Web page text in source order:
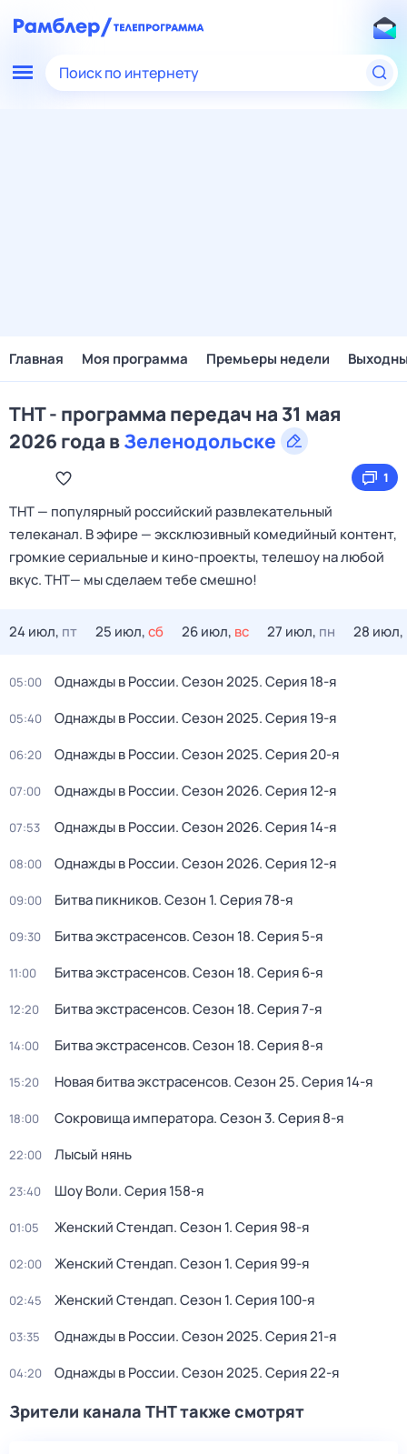
Поиск по интернету
Главная Моя программа Премьеры недели
ТНТ - программа передач на 31 мая
2026 года вЗеленодольске
1
ТНТ — популярный российский развлекательный
телеканал. В эфире — эксклюзивный комедийный контент,
громкие сериальные и кино‑проекты, телешоу на любой
вкус. ТНТ— мы сделаем тебе смешно!
24 июл, пт 25 июл,сб 26 июл, вс 27 июл, пн 28 июл,
05:00 Однажды в России. Сезон 2025. Серия 18-я
05:40 Однажды в России. Сезон 2025. Серия 19-я
06:20 Однажды в России. Сезон 2025. Серия 20-я
07:00 Однажды в России. Сезон 2026. Серия 12-я
07:53 Однажды в России. Сезон 2026. Серия 14-я
08:00 Однажды в России. Сезон 2026. Серия 12-я
09:00 Битва пикников. Сезон 1. Серия 78-я
09:30 Битва экcтрасенсoв. Сезон 18. Серия 5-я
11:00 Битва экcтрасенсoв. Сезон 18. Серия 6-я
12:20 Битва экcтрасенсoв. Сезон 18. Серия 7-я
14:00 Битва экcтрасенсoв. Сезон 18. Серия 8-я
15:20 Новая битва экcтрaсенсов. Сезон 25. Серия 14-я
18:00 Сокровища императора. Сезон 3. Серия 8-я
22:00 Лысый нянь
23:40 Шоу Воли. Серия 158-я
01:05 Женский Стендап. Сезон 1. Серия 98-я
02:00 Женский Стендап. Сезон 1. Серия 99-я
02:45 Женский Стендап. Сезон 1. Серия 100-я
03:35 Однажды в России. Сезон 2025. Серия 21-я
04:20 Однажды в России. Сезон 2025. Серия 22-я
Зрители канала ТНТ также смотрят